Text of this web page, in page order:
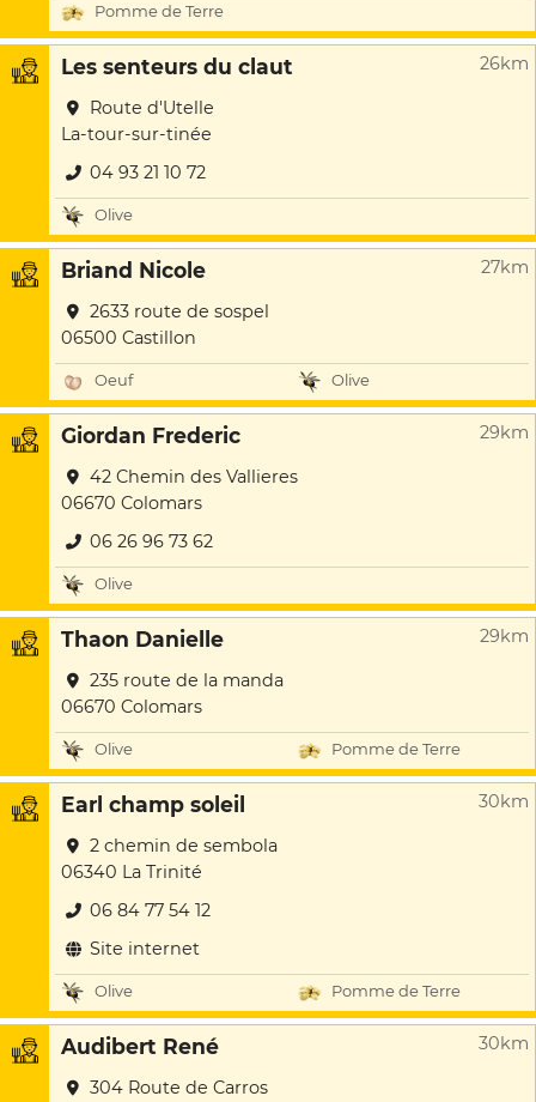
Pomme de Terre
Les senteurs du claut 26km
Route d'Utelle
La-tour-sur-tinée
04 93 21 10 72
Olive
Briand Nicole 27km
2633 route de sospel
06500 Castillon
Oeuf Olive
Giordan Frederic 29km
42 Chemin des Vallieres
06670 Colomars
06 26 96 73 62
Olive
Thaon Danielle 29km
235 route de la manda
06670 Colomars
Olive Pomme de Terre
Earl champ soleil 30km
2 chemin de sembola
06340 La Trinité
06 84 77 54 12
Site internet
Olive Pomme de Terre
Audibert René 30km
304 Route de Carros